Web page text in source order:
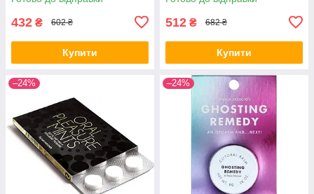
432 ₴ 602 ₴
Купити
512 ₴ 682 ₴
Купити
–24% –24%